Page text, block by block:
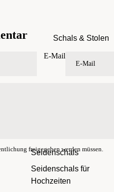
Schals & Stolen
Seidenschals
Seidenschals für
Hochzeiten
E-Mail
freigegeben werden müssen.